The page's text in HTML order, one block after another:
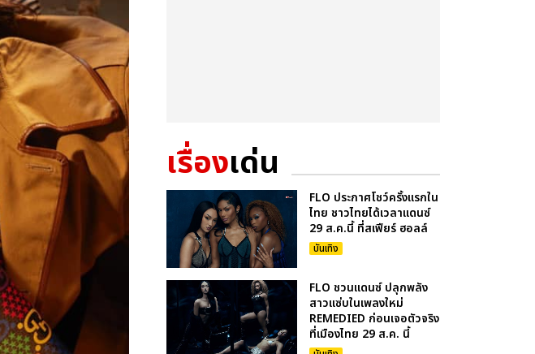
เรื่องเด่น
FLO ประกาศโชว์ครั้งแรกใน
ไทย ชาวไทยได้เวลาแดนซ์
29 ส.ค.นี้ ที่สเฟียร์ ฮอลล์
บันเทิง
FLO ชวนแดนซ์ ปลุกพลัง
สาวแซ่บในเพลงใหม่
REMEDIED ก่อนเจอตัวจริง
ที่เมืองไทย 29 ส.ค. นี้